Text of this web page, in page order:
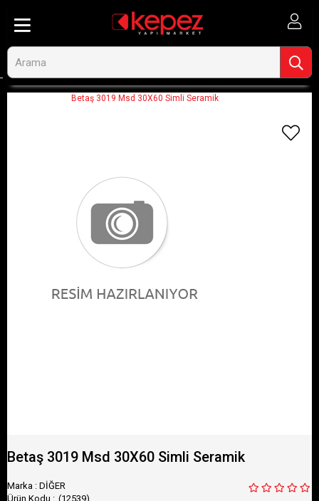
Betaş 3019 Msd 30X60 Simli Seramik
Betaş 3019 Msd 30X60 Simli Seramik
Marka : DİĞER
(12539)